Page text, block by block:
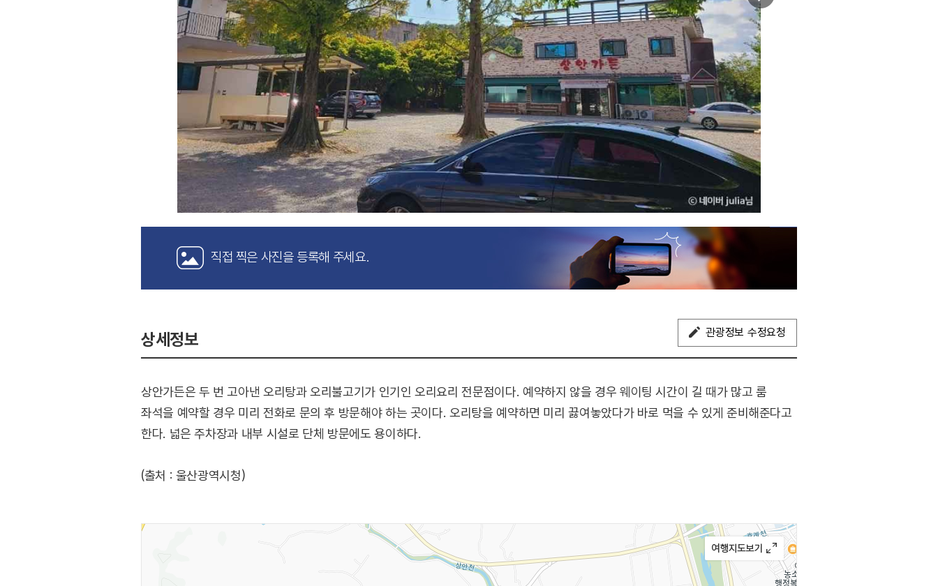
직접 찍은 사진을 등록해 주세요.
상세정보 관광정보 수정요청
상안가든은 두 번 고아낸 오리탕과 오리불고기가 인기인 오리요리 전문점이다. 예약하지 않을 경우 웨이팅 시간이 길 때가 많고 룸
좌석을 예약할 경우 미리 전화로 문의 후 방문해야 하는 곳이다. 오리탕을 예약하면 미리 끓여놓았다가 바로 먹을 수 있게 준비해준다고
한다. 넓은 주차장과 내부 시설로 단체 방문에도 용이하다.
(출처 : 울산광역시청)